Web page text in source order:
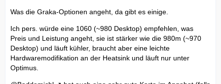
Was die Graka-Optionen angeht, da gibt es einige.
Ich pers. würde eine 1060 (~980 Desktop) empfehlen, was
Preis und Leistung angeht, sie ist stärker wie die 980m (~970
Desktop) und läuft kühler, braucht aber eine leichte
Hardwaremodifikation an der Heatsink und läuft nur unter
Optimus.